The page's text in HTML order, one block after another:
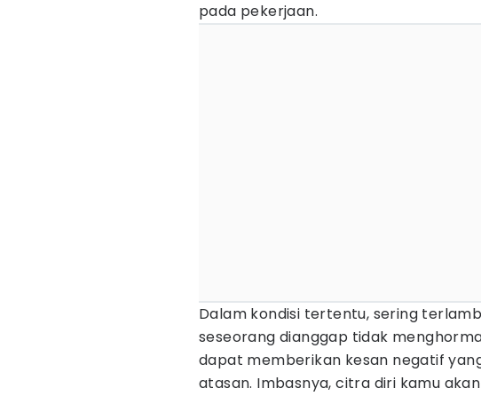
pada pekerjaan.
Dalam kondisi tertentu, sering
seseorang dianggap tidak
dapat memberikan kesan negatif
atasan. Imbasnya, citra diri kamu